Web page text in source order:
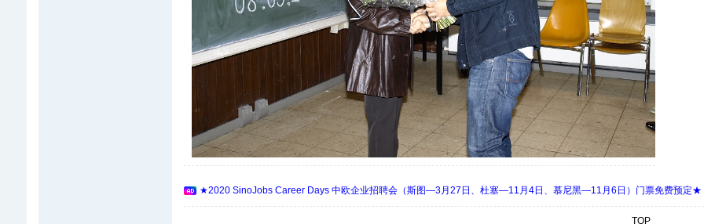
★2020 SinoJobs Career Days 中欧企业招聘会（斯图—3月27日、杜塞—11月4日、慕尼黑—11月6日）门票免费预定★
TOP